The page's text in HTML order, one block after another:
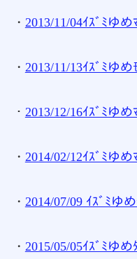
・ 2013/11/04ｲｽﾞﾐゆ
・ 2013/11/13ｲｽﾞﾐゆ
・ 2013/12/16ｲｽﾞﾐゆ
・ 2014/02/12ｲｽﾞﾐゆ
・ 2014/07/09 ｲｽﾞﾐゆ
・ 2015/05/05ｲｽﾞﾐゆ